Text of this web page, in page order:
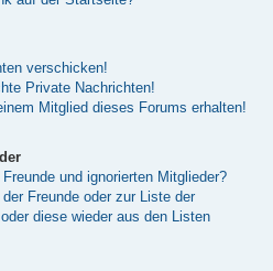
verschicken!
Private Nachrichten!
Mitglied dieses Forums erhalten!
und ignorierten Mitglieder?
Freunde oder zur Liste der
diese wieder aus den Listen